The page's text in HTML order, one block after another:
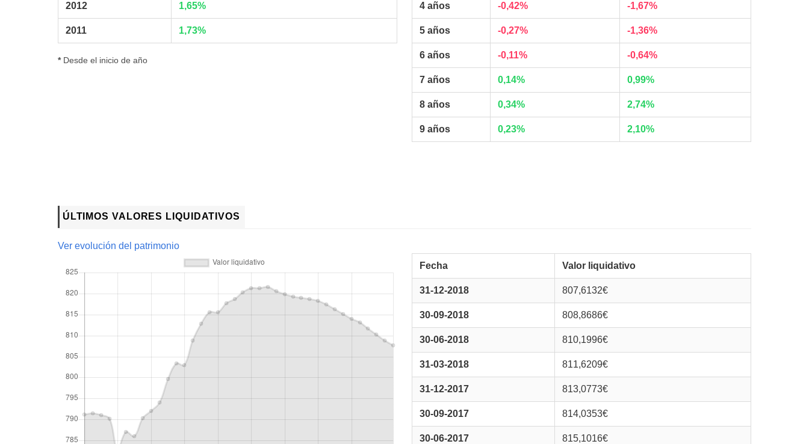
2012 1,65%
2011 1,73%
*Desde el inicio de año
4 años -0,42% -1,67%
5 años -0,27% -1,36%
6 años -0,11% -0,64%
7 años 0,14% 0,99%
8 años 0,34% 2,74%
9 años 0,23% 2,10%
ÚLTIMOS VALORES LIQUIDATIVOS
Ver evolución del patrimonio
Fecha
Valor liquidativo
31-12-2018 807,6132€
30-09-2018 808,8686€
30-06-2018 810,1996€
31-03-2018 811,6209€
31-12-2017 813,0773€
30-09-2017 814,0353€
30-06-2017 815,1016€